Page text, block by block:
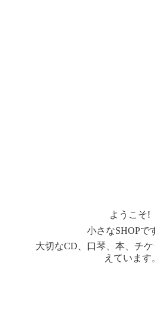
ようこそ!
小さなSHOPで
大切なCD、口琴、本、チ
えています